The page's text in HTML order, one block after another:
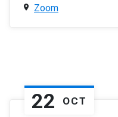
Zoom
22 OCT